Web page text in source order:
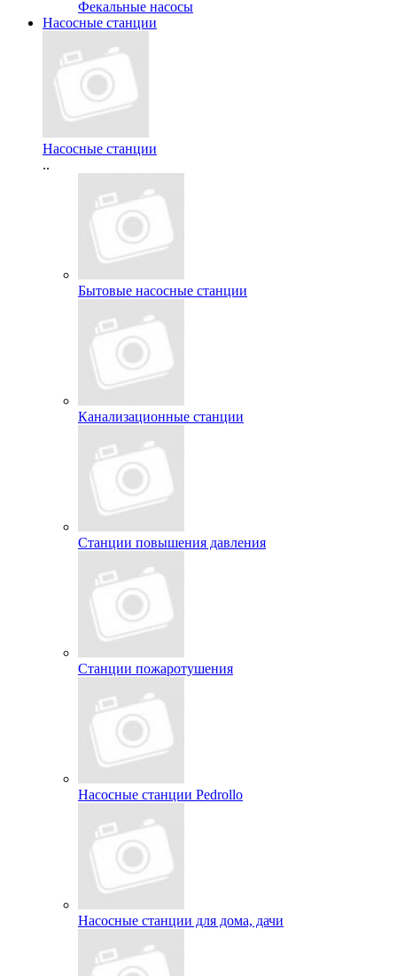
Фекальные насосы
Насосные станции
Насосные станции
..
Бытовые насосные станции
Канализационные станции
Станции повышения давления
Станции пожаротушения
Насосные станции Pedrollo
Насосные станции для дома, дачи